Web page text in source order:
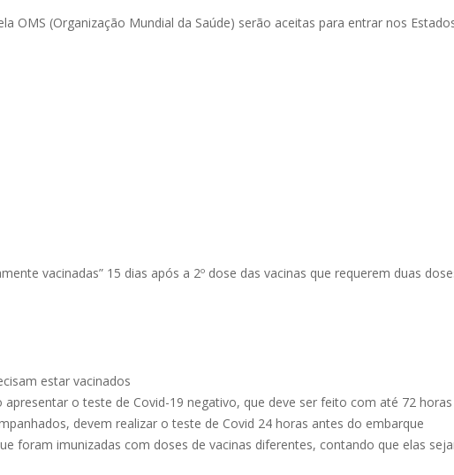
OMS (Organização Mundial da Saúde) serão aceitas para entrar nos
vacinadas” 15 dias após a 2º dose das vacinas que requerem duas
estar vacinados
o teste de Covid-19 negativo, que deve ser feito com até 72
devem realizar o teste de Covid 24 horas antes do embarque
foram imunizadas com doses de vacinas diferentes, contando que elas